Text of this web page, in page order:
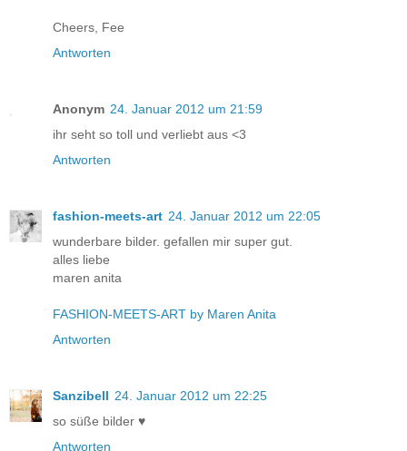
Cheers, Fee
Antworten
Anonym 24. Januar 2012 um 21:59
ihr seht so toll und verliebt aus <3
Antworten
fashion-meets-art 24. Januar 2012 um 22:05
wunderbare bilder. gefallen mir super gut.
alles liebe
maren anita
FASHION-MEETS-ART by Maren Anita
Antworten
Sanzibell 24. Januar 2012 um 22:25
so süße bilder ♥
Antworten